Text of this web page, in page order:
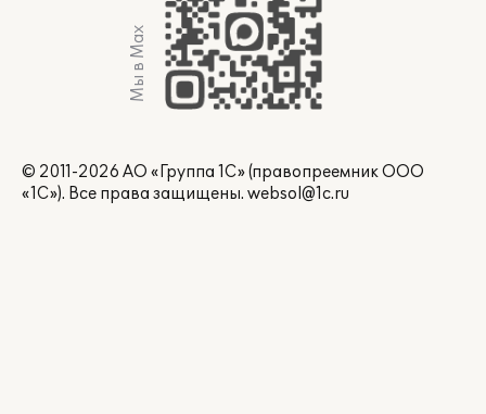
Мы в Max
© 2011-2026 АО «Группа 1С» (правопреемник ООО
«1С»). Все права защищены. websol@1c.ru